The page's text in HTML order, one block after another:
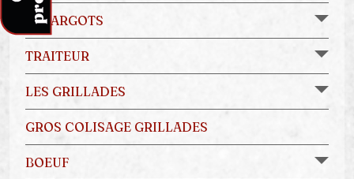
ESCARGOTS
TRAITEUR
LES GRILLADES
GROS COLISAGE GRILLADES
BOEUF